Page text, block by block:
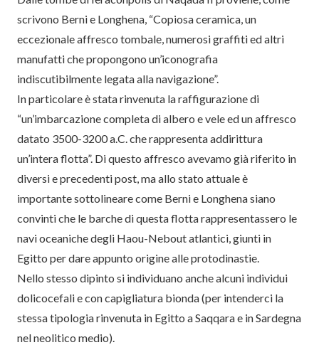
scrivono Berni e Longhena, “Copiosa ceramica, un
eccezionale affresco tombale, numerosi graffiti ed altri
manufatti che propongono un’iconografia
indiscutibilmente legata alla navigazione”.
In particolare è stata rinvenuta la raffigurazione di
“un’imbarcazione completa di albero e vele ed un affresco
datato 3500-3200 a.C. che rappresenta addirittura
un’intera flotta”. Di questo affresco avevamo già riferito in
diversi e precedenti post, ma allo stato attuale è
importante sottolineare come Berni e Longhena siano
convinti che le barche di questa flotta rappresentassero le
navi oceaniche degli Haou-Nebout atlantici, giunti in
Egitto per dare appunto origine alle protodinastie.
Nello stesso dipinto si individuano anche alcuni individui
dolicocefali e con capigliatura bionda (per intenderci la
stessa tipologia rinvenuta in Egitto a Saqqara e in Sardegna
nel neolitico medio).